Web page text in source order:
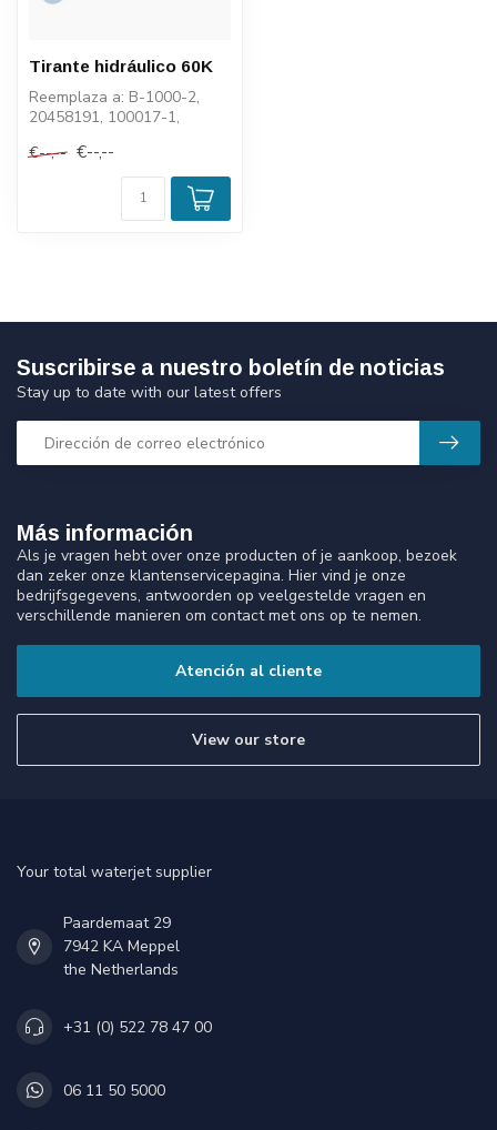
Tirante hidráulico 60K
Reemplaza a: B-1000-2,
20458191, 100017-1,
€--,-- €--,--
Más información
Als je vragen hebt over onze producten of je aankoop, bezoek
dan zeker onze klantenservicepagina. Hier vind je onze
bedrijfsgegevens, antwoorden op veelgestelde vragen en
verschillende manieren om contact met ons op te nemen.
Atención al cliente
View our store
Suscribirse a nuestro boletín de noticias
Stay up to date with our latest offers
Your total waterjet supplier
Paardemaat 29
7942 KA Meppel
the Netherlands
+31 (0) 522 78 47 00
06 11 50 5000